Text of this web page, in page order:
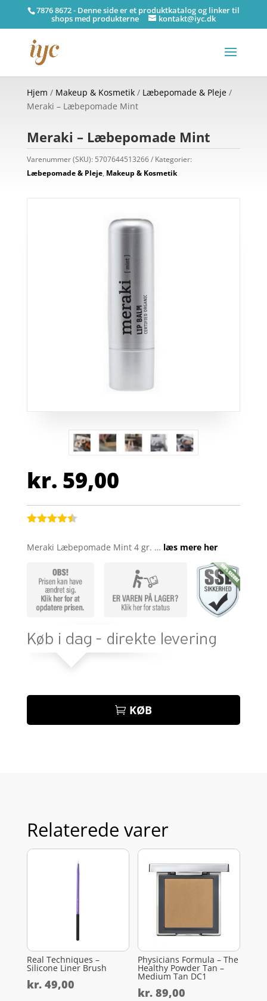
7876 8672 - Denne side er et produktkatalog og linker til
shops med produkterne kontakt@iyc.dk
Hjem / Makeup & Kosmetik/ Læbepomade & Pleje/
Meraki – Læbepomade Mint
Meraki – Læbepomade Mint
Varenummer (SKU): 5707644513266
Kategorier:
Læbepomade & Pleje, Makeup & Kosmetik
kr. 59,00
ud af 5
kundebedø
mmelser
Meraki Læbepomade Mint 4 gr. … læs mere her
KØB
Relaterede varer
Real Techniques –
Silicone Liner Brush
kr.49,00
Physicians Formula – The
Healthy Powder Tan –
Medium Tan DC1
kr. 89,00